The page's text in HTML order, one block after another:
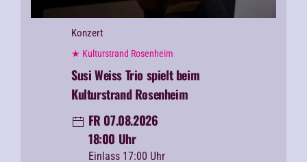
Konzert
★ Kulturstrand Rosenheim
Susi Weiss Trio spielt beim
Kulturstrand Rosenheim
FR 07.08.2026
18:00 Uhr
Einlass 17:00 Uhr